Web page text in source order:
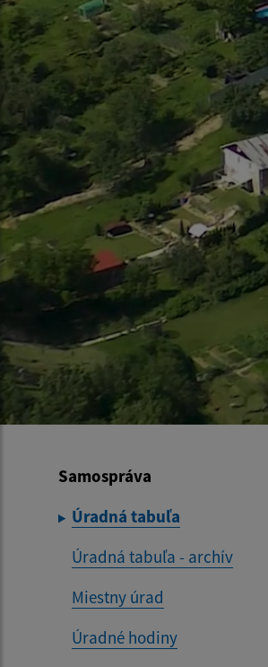
Samospráva
Úradná tabuľa
Úradná tabuľa - archív
Miestny úrad
Úradné hodiny